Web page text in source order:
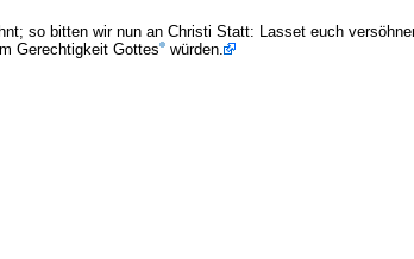
so bitten wir nun an Christi Statt: Lasset euch
Gerechtigkeit Gottes würden.